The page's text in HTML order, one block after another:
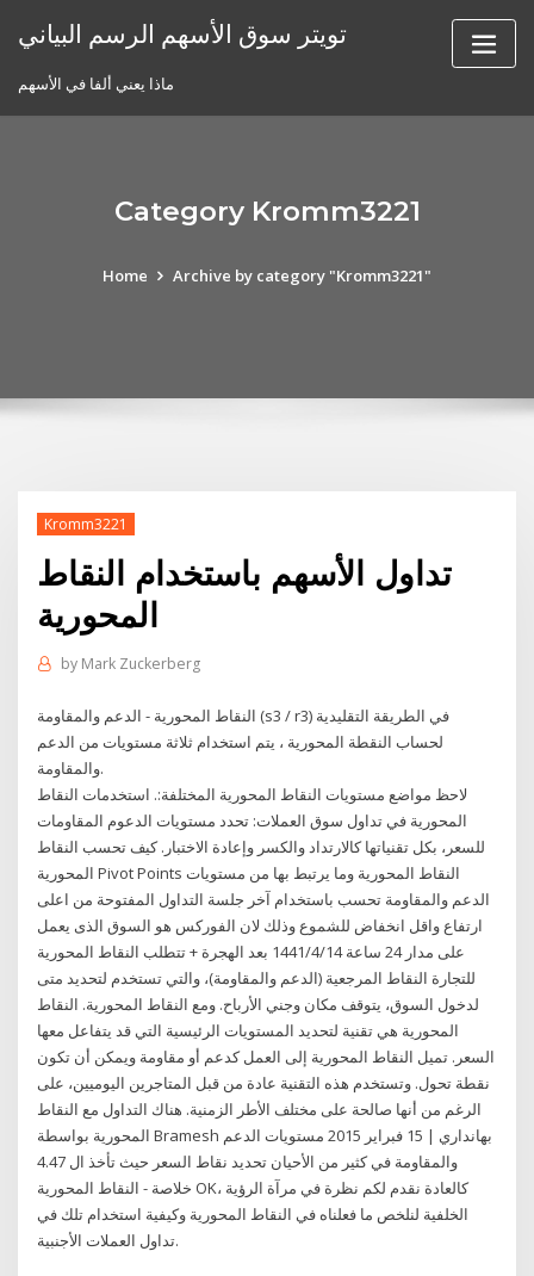
تويتر سوق الأسهم الرسم البياني
ماذا يعني ألفا في الأسهم
Category Kromm3221
Home Archive by category "Kromm3221"
Kromm3221
تداول الأسهم باستخدام النقاط
المحورية
by Mark Zuckerberg
النقاط المحورية - الدعم والمقاومة (s3 / r3) في الطريقة التقليدية
لحساب النقطة المحورية ، يتم استخدام ثلاثة مستويات من الدعم
والمقاومة.
لاحظ مواضع مستويات النقاط المحورية المختلفة:. استخدمات النقاط
المحورية في تداول سوق العملات: تحدد مستويات الدعوم المقاومات
للسعر، بكل تقنياتها كالارتداد والكسر وإعادة الاختبار. كيف تحسب النقاط
المحورية Pivot Points النقاط المحورية وما يرتبط بها من مستويات
الدعم والمقاومة تحسب باستخدام آخر جلسة التداول المفتوحة من اعلى
ارتفاع واقل انخفاض للشموع وذلك لان الفوركس هو السوق الذى يعمل
على مدار 24 ساعة 14‏‏/4‏‏/1441 بعد الهجرة + تتطلب النقاط المحورية
للتجارة النقاط المرجعية (الدعم والمقاومة)، والتي تستخدم لتحديد متى
لدخول السوق، يتوقف مكان وجني الأرباح. ومع النقاط المحورية. النقاط
المحورية هي تقنية لتحديد المستويات الرئيسية التي قد يتفاعل معها
السعر. تميل النقاط المحورية إلى العمل كدعم أو مقاومة ويمكن أن تكون
نقطة تحول. وتستخدم هذه التقنية عادة من قبل المتاجرين اليوميين، على
الرغم من أنها صالحة على مختلف الأطر الزمنية. هناك التداول مع النقاط
المحورية بواسطة Bramesh بهانداري | 15 فبراير 2015 مستويات الدعم
والمقاومة في كثير من الأحيان تحديد نقاط السعر حيث تأخذ ال 4.47
خلاصة - النقاط المحورية OK، كالعادة نقدم لكم نظرة في مرآة الرؤية
الخلفية لنلخص ما فعلناه في النقاط المحورية وكيفية استخدام تلك في
تداول العملات الأجنبية.